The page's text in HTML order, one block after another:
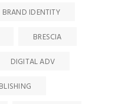
BRAND IDENTITY
BRESCIA
DIGITAL ADV